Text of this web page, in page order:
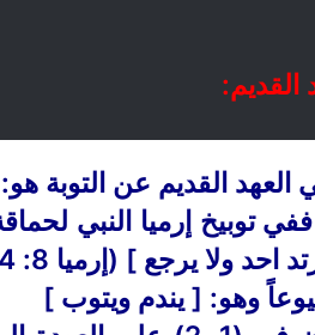
القديم:
العهد القديم عن التوبة هو:
توبيخ إرميا النبي
ولا يرجع ] (إرميا 8: 4)
وهو: [ يندم ويتوب ]